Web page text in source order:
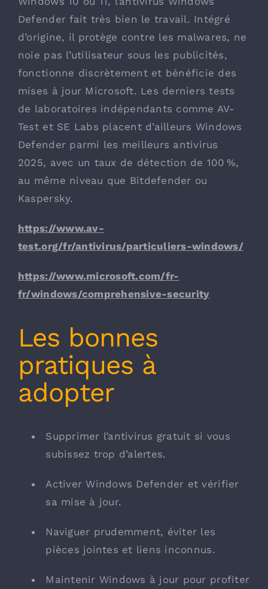
Defender fait très bien le travail. Intégré
d’origine, il protège contre les malwares, ne
noie pas l’utilisateur sous les publicités,
fonctionne discrètement et bénéficie des
mises à jour Microsoft. Les derniers tests
de laboratoires indépendants comme AV-
Test et SE Labs placent d’ailleurs Windows
Defender parmi les meilleurs antivirus
2025, avec un taux de détection de 100 %,
au même niveau que Bitdefender ou
Kaspersky.
https://www.av-
test.org/fr/antivirus/particuliers-windows/
https://www.microsoft.com/fr-
fr/windows/comprehensive-security
Les bonnes
pratiques à
adopter
Supprimer l’antivirus gratuit si vous
subissez trop d’alertes.
Activer Windows Defender et vérifier
sa mise à jour.
Naviguer prudemment, éviter les
pièces jointes et liens inconnus.
Maintenir Windows à jour pour profiter